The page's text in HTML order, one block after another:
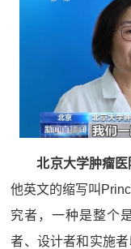
北京大学肿瘤医
他英文的缩写叫
究者，一种是整个
者、设计者和实施